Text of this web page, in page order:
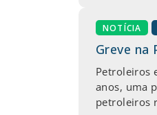
NOTÍCIA
Greve na
Petroleiros
anos, uma
petroleiros